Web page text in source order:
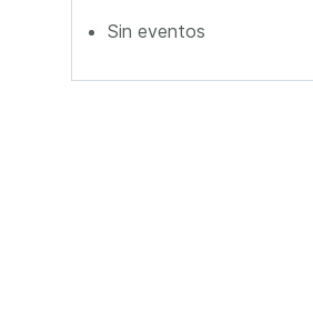
Sin eventos